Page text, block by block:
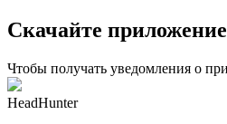
Скачайте приложение
Чтобы получать уведомления о
HeadHunter